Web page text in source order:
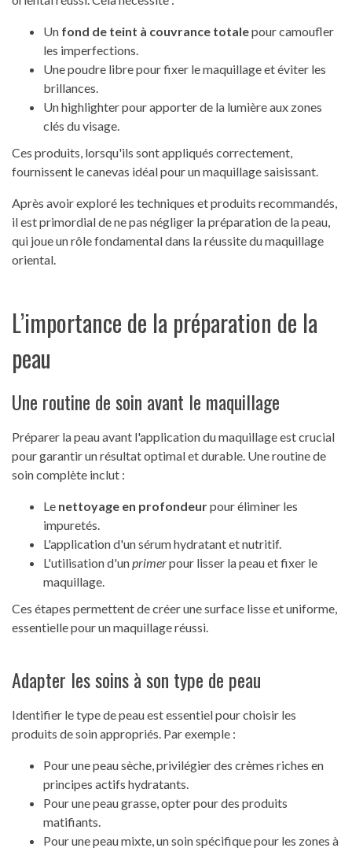
Un fond de teint à couvrance totalepour camoufler
les imperfections.
Une poudre libre pour fixer le maquillage et éviter les
brillances.
Un highlighter pour apporter de la lumière aux zones
clés du visage.
Ces produits, lorsqu'ils sont appliqués correctement,
fournissent le canevas idéal pour un maquillage saisissant.
Après avoir exploré les techniques et produits recommandés,
il est primordial de ne pas négliger la préparation de la peau,
qui joue un rôle fondamental dans la réussite du maquillage
oriental.
L’importance de la préparation de la
peau
Une routine de soin avant le maquillage
Préparer la peau avant l'application du maquillage est crucial
pour garantir un résultat optimal et durable. Une routine de
soin complète inclut :
Le nettoyage en profondeurpour éliminer les
impuretés.
L'application d'un sérum hydratant et nutritif.
L'utilisation d'unprimerpour lisser la peau et fixer le
maquillage.
Ces étapes permettent de créer une surface lisse et uniforme,
essentielle pour un maquillage réussi.
Adapter les soins à son type de peau
Identifier le type de peau est essentiel pour choisir les
produits de soin appropriés. Par exemple :
Pour une peau sèche, privilégier des crèmes riches en
principes actifs hydratants.
Pour une peau grasse, opter pour des produits
matifiants.
Pour une peau mixte, un soin spécifique pour les zones à